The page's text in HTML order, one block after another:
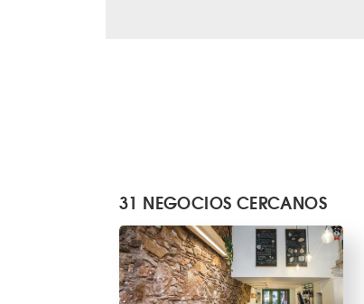
31 NEGOCIOS CERCANOS